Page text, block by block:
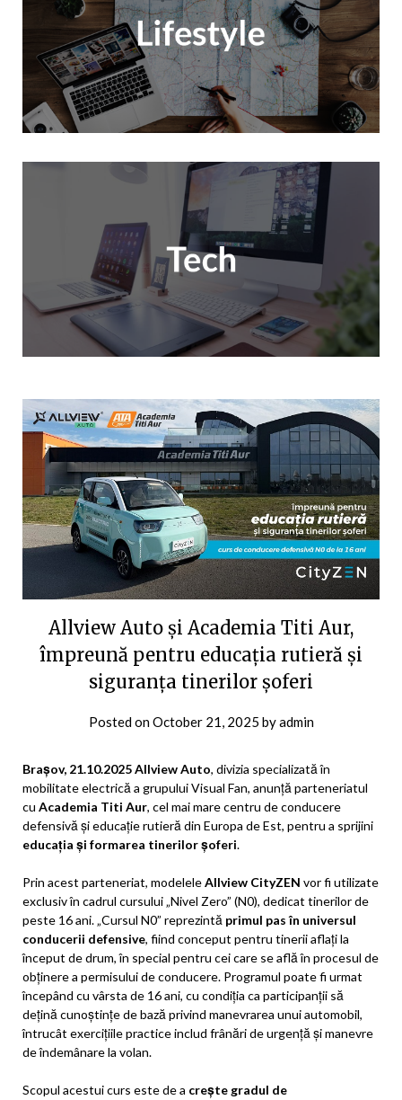
Allview Auto și Academia Titi Aur,
împreună pentru educația rutieră și
siguranța tinerilor șoferi
Posted onOctober 21, 2025 byadmin
Brașov, 21.10.2025Allview Auto, divizia specializată în
mobilitate electrică a grupului Visual Fan, anunță parteneriatul
cu Academia Titi Aur, cel mai mare centru de conducere
defensivă și educație rutieră din Europa de Est, pentru a sprijini
educația și formarea tinerilor șoferi.
Prin acest parteneriat, modeleleAllview CityZEN vor fi utilizate
exclusiv în cadrul cursului „Nivel Zero” (N0), dedicat tinerilor de
peste 16 ani. „Cursul N0” reprezintă primul pas în universul
conducerii defensive, fiind conceput pentru tinerii aflați la
început de drum, în special pentru cei care se află în procesul de
obținere a permisului de conducere. Programul poate fi urmat
începând cu vârsta de 16 ani, cu condiția ca participanții să
dețină cunoștințe de bază privind manevrarea unui automobil,
întrucât exercițiile practice includ frânări de urgență și manevre
de îndemânare la volan.
Scopul acestui curs este de a crește gradul de